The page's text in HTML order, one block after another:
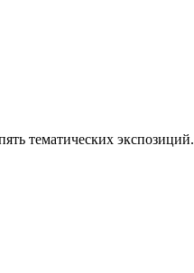
тематических экспозиций.